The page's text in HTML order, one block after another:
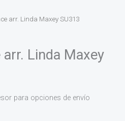
arr. Linda Maxey SU313
Linda Maxey
para opciones de envío